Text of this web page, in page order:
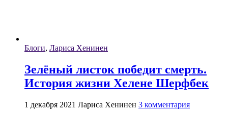
Блоги, Лариса Хенинен
Зелёный листок победит смерть.
История жизни Хелене Шерфбек
1 декабря 2021 Лариса Хенинен 3 комментария